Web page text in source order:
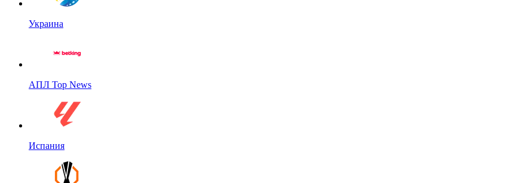
Украина
АПЛ Top News
Испания